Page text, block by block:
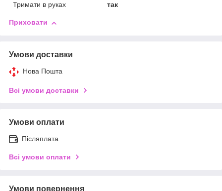
Тримати в руках
так
Приховати
Умови доставки
Нова Пошта
Всі умови доставки
Умови оплати
Післяплата
Всі умови оплати
Умови повернення